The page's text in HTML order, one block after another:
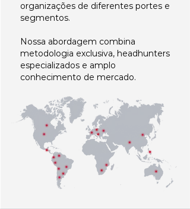
organizações de diferentes portes e
segmentos.
Nossa abordagem combina
metodologia exclusiva, headhunters
especializados e amplo
conhecimento de mercado.